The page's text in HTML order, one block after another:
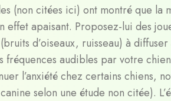
(non citées ici) ont montré que la
apaisant. Proposez-lui des
d’oiseaux, ruisseau) à
fréquences audibles par votre
l’anxiété chez certains chiens,
selon une étude non citée).